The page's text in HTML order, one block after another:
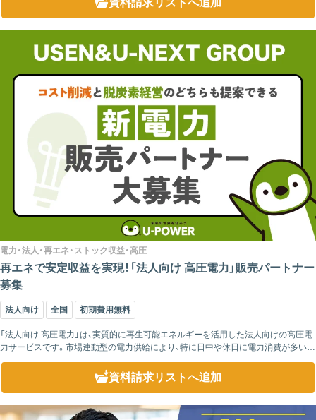
資料請求リストへ追加
電力・法人・再エネ・ストック収益・高圧
再エネで安定収益を実現！「法人向け 高圧電力」販売パートナー
募集
法人向け 全国 初期費用無料
「法人向け 高圧電力」は、実質的に再生可能エネルギーを活用した法人向けの高圧電
力サービスです。市場連動型の電力供給により、特に日中や休日に電力消費が多い企
資料請求リストへ追加